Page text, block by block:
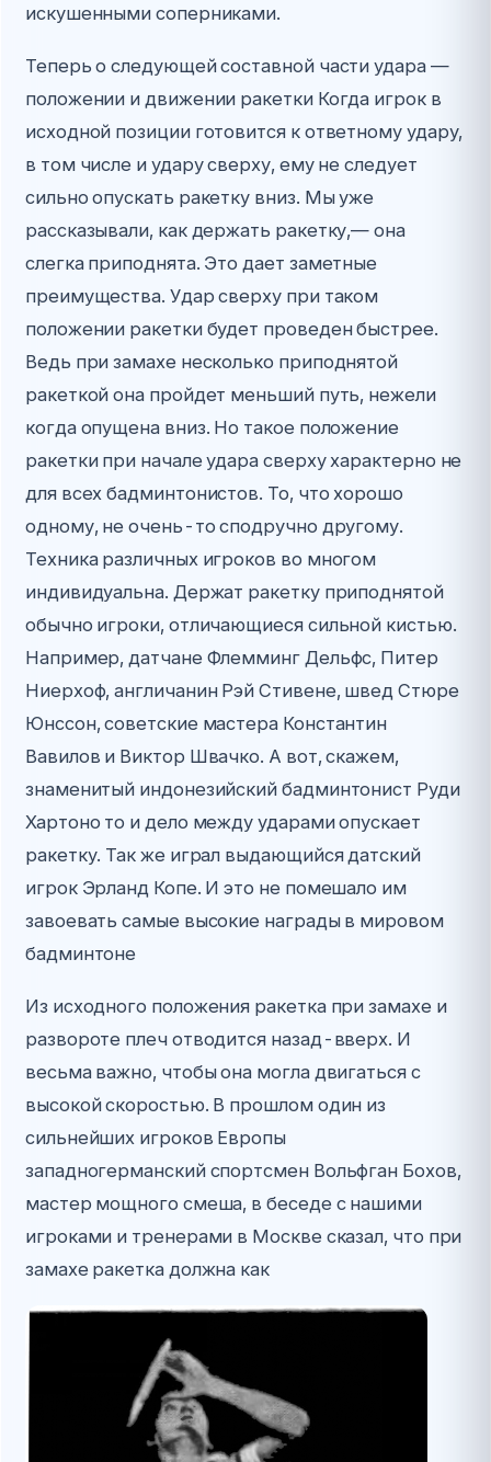
искушенными соперниками.
Теперь о следующей составной части удара —
положении и движении ракетки Когда игрок в
исходной позиции готовится к ответному удару,
в том числе и удару сверху, ему не следует
сильно опускать ракетку вниз. Мы уже
рассказывали, как держать ракетку,— она
слегка приподнята. Это дает заметные
преимущества. Удар сверху при таком
положении ракетки будет проведен быстрее.
Ведь при замахе несколько приподнятой
ракеткой она пройдет меньший путь, нежели
когда опущена вниз. Но такое положение
ракетки при начале удара сверху характерно не
для всех бадминтонистов. То, что хорошо
одному, не очень-то сподручно другому.
Техника различных игроков во многом
индивидуальна. Держат ракетку приподнятой
обычно игроки, отличающиеся сильной кистью.
Например, датчане Флемминг Дельфс, Питер
Ниерхоф, англичанин Рэй Стивене, швед Стюре
Юнссон, советские мастера Константин
Вавилов и Виктор Швачко. А вот, скажем,
знаменитый индонезийский бадминтонист Руди
Хартоно то и дело между ударами опускает
ракетку. Так же играл выдающийся датский
игрок Эрланд Копе. И это не помешало им
завоевать самые высокие награды в мировом
бадминтоне
Из исходного положения ракетка при замахе и
развороте плеч отводится назад-вверх. И
весьма важно, чтобы она могла двигаться с
высокой скоростью. В прошлом один из
сильнейших игроков Европы
западногерманский спортсмен Вольфган Бохов,
мастер мощного смеша, в беседе с нашими
игроками и тренерами в Москве сказал, что при
замахе ракетка должна как